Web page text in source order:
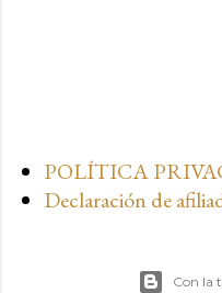
POLÍTICA
Declaración de
Con la